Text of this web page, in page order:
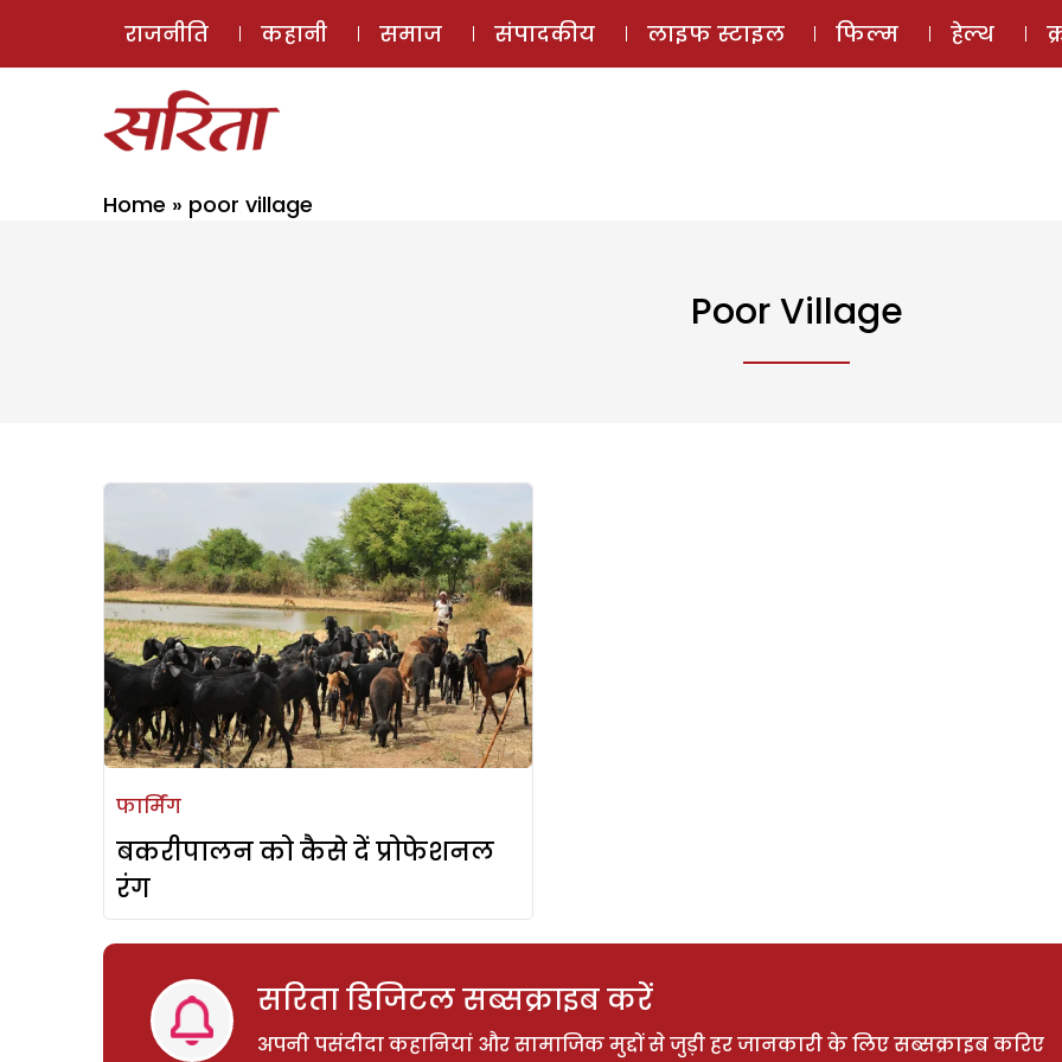
ई-मैगज़ीन
राजनीति कहानी समाज संपादकीय लाइफ स्टाइल फिल्म हेल्थ
Home » poor village
Poor Village
फार्मिंग
बकरीपालन को कैसे दें प्रोफेशनल
रंग
सरिता डिजिटल सब्सक्राइब करें
अपनी पसंदीदा कहानियां और सामाजिक मुद्दों से जुड़ी हर जानकारी के लिए सब्सक्राइब करिए